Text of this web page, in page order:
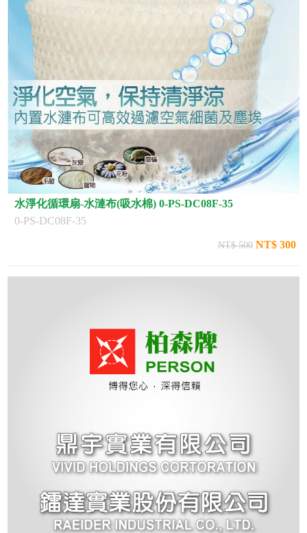
水淨化循環扇-水漣布(吸水棉) 0-PS-DC08F-35
0-PS-DC08F-35
NT$ 500 NT$ 300